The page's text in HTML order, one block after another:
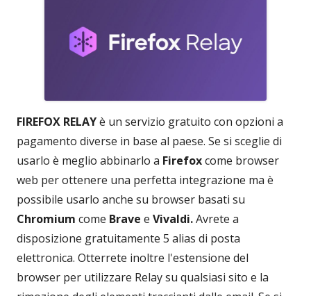
FIREFOX RELAYè un servizio gratuito con opzioni a
pagamento diverse in base al paese. Se si sceglie di
usarlo è meglio abbinarlo a Firefoxcome browser
web per ottenere una perfetta integrazione ma è
possibile usarlo anche su browser basati su
Chromium come Brave e Vivaldi.Avrete a
disposizione gratuitamente 5 alias di posta
elettronica. Otterrete inoltre l'estensione del
browser per utilizzare Relay su qualsiasi sito e la